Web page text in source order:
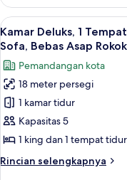
(with
Sofa
Bed)
Kamar
Twin
Eksekutif,
Bebas
Rokok
(with
Sofa
Bed)
Lihat
semua
foto
untuk
Kamar
Deluks,
1
Tempat
Tidur
King
12
Kamar Deluks, 1
Sofa, Bebas Asap
Pemandangan kota
18 meter persegi
1 kamar tidur
Kapasitas 5
1 king dan 1 tempat
Rincian selengkapnya
Rincian